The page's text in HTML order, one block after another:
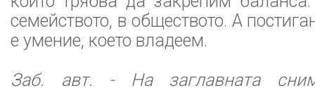
семейството, в обществото. А
е умение, което владеем.
Заб. авт. - На заглавната